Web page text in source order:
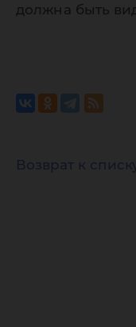
должна быть
Возврат к